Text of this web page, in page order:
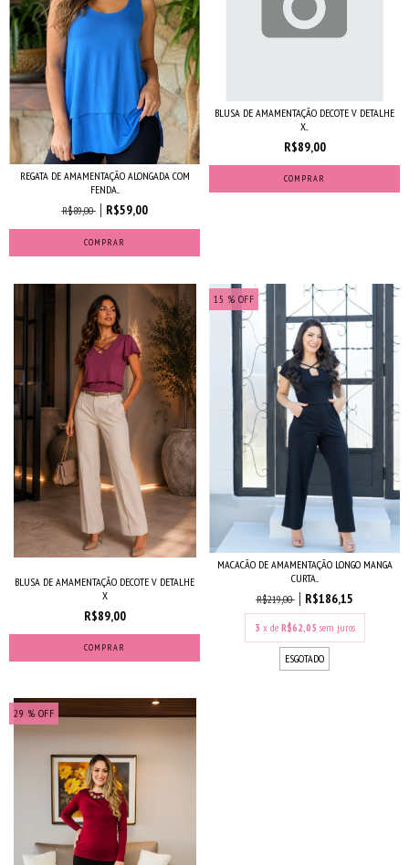
REGATA DE AMAMENTAÇÃO ALONGADA COM
FENDA...
R$89,00
R$59,00
COMPRAR
BLUSA DE AMAMENTAÇÃO DECOTE V DETALHE
X...
R$89,00
COMPRAR
BLUSA DE AMAMENTAÇÃO DECOTE V DETALHE
X
R$89,00
COMPRAR
15 % OFF
MACACÃO DE AMAMENTAÇÃO LONGO MANGA
CURTA...
R$219,00
R$186,15
3 x de R$62,05 sem juros
ESGOTADO
29 % OFF